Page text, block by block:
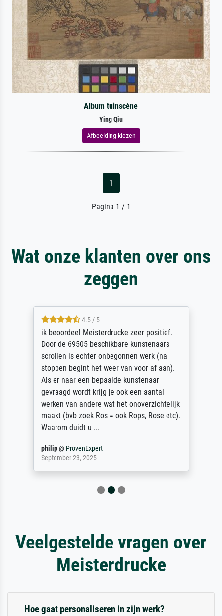
Album tuinscène
Ying Qiu
Afbeelding kiezen
1
Pagina 1 / 1
Wat onze klanten over ons
zeggen
4.5 / 5
ik beoordeel Meisterdrucke zeer positief.
Door de 69505 beschikbare kunstenaars
scrollen is echter onbegonnen werk (na
stoppen begint het weer van voor af aan).
Als er naar een bepaalde kunstenaar
gevraagd wordt krijg je ook een aantal
werken van andere wat het onoverzichtelijk
maakt (bvb zoek Ros = ook Rops, Rose etc).
Waarom duidt u ...
philip@ ProvenExpert
September 23, 2025
Veelgestelde vragen over
Meisterdrucke
Hoe gaat personaliseren in zijn werk?